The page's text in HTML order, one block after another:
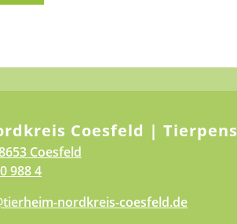
Coesfeld |
Coesfeld
988 4
nordkreis-coesfeld.de